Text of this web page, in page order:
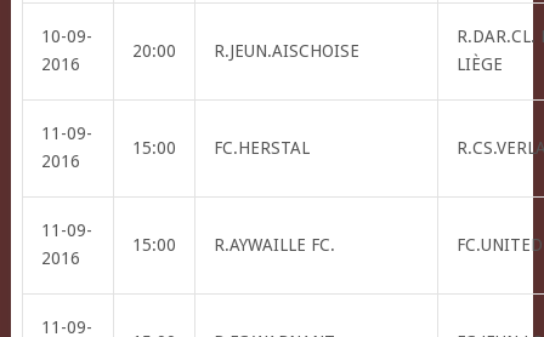
10-09-
2016
20:00 R.JEUN.AISCHOISE
R.DAR.CL.
LIÈGE
11-09-
2016
15:00 FC.HERSTAL
11-09-
2016
15:00 R.AYWAILLE FC.
11-09-